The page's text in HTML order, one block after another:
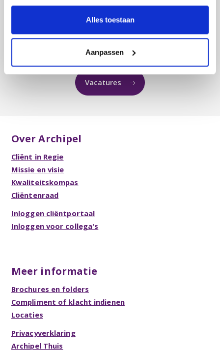
Alles toestaan
Aanpassen
Meer weten over Archipel?
Vacatures
Over Archipel
Cliënt in Regie
Missie en visie
Kwaliteitskompas
Cliëntenraad
Inloggen cliëntportaal
Inloggen voor collega's
Meer informatie
Brochures en folders
Compliment of klacht indienen
Locaties
Privacyverklaring
Archipel Thuis